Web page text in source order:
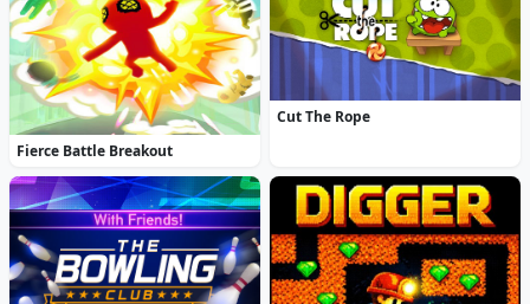
Fierce Battle Breakout
Cut The Rope